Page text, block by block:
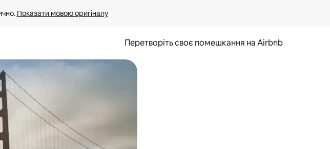
Показати мовою оригіналу
Перетворіть своє помешкання на Airbnb